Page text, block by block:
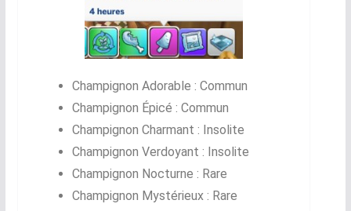
Champignon Adorable : Commun
Champignon Épicé : Commun
Champignon Charmant : Insolite
Champignon Verdoyant : Insolite
Champignon Nocturne : Rare
Champignon Mystérieux : Rare